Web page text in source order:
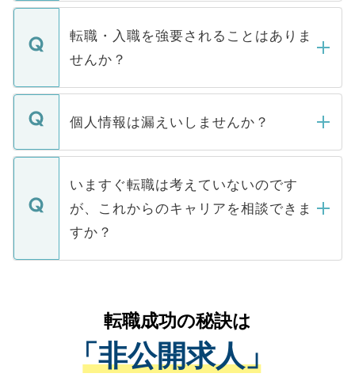
ます。通常、5営業日以内にはご連絡をせて
いただきますので、しばらくお待ちくださ
マイナビDOCTORで取り扱っている求人の
うち約3割は、Webサイトからご覧いただ
けない「非公開求人」です。非公開求人は
下記の理由によって、一般には公開してい
ません。
■応募殺到を避けるため 人気のある医療機
関を公にしてしまうと、応募が殺到する場
に、医療機関が求める条件に合った人材の
みを人材紹介会社に依頼するケースが増え
ています。
転職・入職を強要されることはありま
せんか？
転職・入職を強要することは一切ありませ
ん。また、仮に応募先から内定をいただい
定を承諾する必要はありません。内定先へ
の辞退の連絡はキャリアパートナーが行い
個人情報は漏えいしませんか？
個人情報が漏えいすることはありませんの
で、ご安心ください。当サイトからの登録
などで収集したご登録者様の個人情報は、
ご本人のキャリアアップおよび転職活動の
支援を目的に使用いたします。お預かりし
ているすべての個人データはご本人の許可
は、個人情報の取り扱いについての厳密な
管理基準を満たした事業者のみに付与され
る、プライバシーマークを取得済みです。
いますぐ転職は考えていないのです
が、これからのキャリアを相談できま
すか？
かがいして、現在の医療機関の状況や紹介
経験をまじえながら、適切なアドバイスを
させていただきます。すぐにご転職をされ
ない方には、長期的なサポートが可能です
転職成功の秘訣は
「非公開求人」